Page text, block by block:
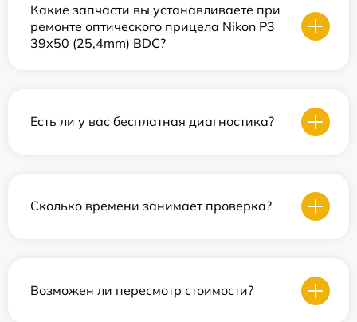
Какие запчасти вы устанавливаете при
ремонте оптического прицела Nikon P3
39x50 (25,4mm) BDC?
Есть ли у вас бесплатная диагностика?
Сколько времени занимает проверка?
Возможен ли пересмотр стоимости?